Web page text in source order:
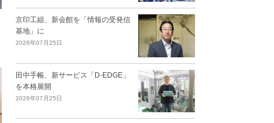
京印工組、新会館を「情報の受発信
基地」に
2026年07月25日
田中手帳、新サービス「D-EDGE」
を本格展開
2026年07月25日